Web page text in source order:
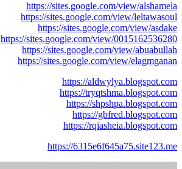
https://sites.google.com/view/alshamela
https://sites.google.com/view/leltawasoul
https://sites.google.com/view/asdake
https://sites.google.com/view/0015162536280
https://sites.google.com/view/abuabullah
https://sites.google.com/view/elagmganan
https://aldwylya.blogspot.com
https://tryqtshma.blogspot.com
https://shpshpa.blogspot.com
https://gbfred.blogspot.com
https://rqiasheia.blogspot.com
https://6315e6f645a75.site123.me